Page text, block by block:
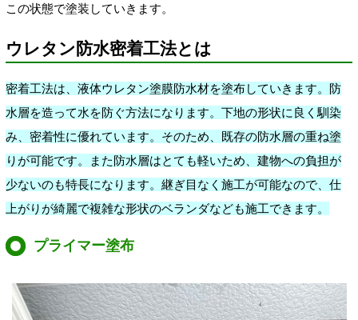
この状態で塗装していきます。
ウレタン防水密着工法とは
密着工法は、液体ウレタン塗膜防水材を塗布していきます。防
水層を造って水を防ぐ方法になります。下地の形状に良く馴染
み、密着性に優れています。そのため、既存の防水層の重ね塗
りが可能です。また防水層はとても軽いため、建物への負担が
少ないのも特長になります。継ぎ目なく施工が可能なので、仕
上がりが綺麗で複雑な形状のベランダなども施工できます。
プライマー塗布